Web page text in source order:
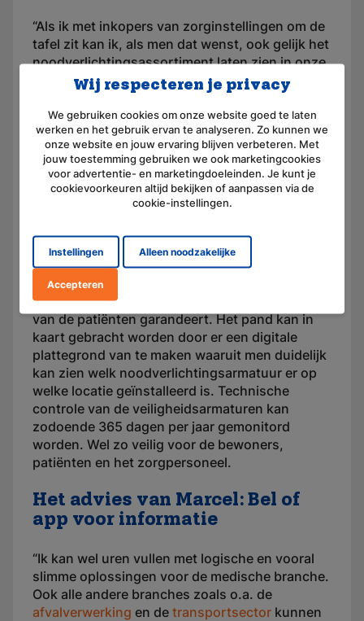
“Als ik met inkopers van zorginstellingen om de
tafel zit kan ik, als men dat wenst, ook gelijk het
noodverlichtingsassortiment laten zien in onze
showroom” meldt Marcel. Want hoe mooi is het
dat er tegenwoordig ook noodverlichting is met
pictogrammen voor mindervaliden. En naast
een zeer uitgebreid assortiment met
noodverlichtingaanduiding leveren wij ook een
complete reeks vluchtrouteverlichting.
Noodverlichting op afstand
Voor de veiligheid in grotere instellingen kan
ook gekozen worden voor een intelligent
monitoringssysteem dat de optimale veiligheid
van de patiënten garandeert. Het pand kan in
kaart gebracht worden door er een digitale
plattegrond van te maken waaruit men duidelijk
kan zien welk noodverlichtingsarmatuur er op
welke locatie geïnstalleerd is. Technische
controle van de veiligheidsarmaturen kan
zodoende 365 dagen per jaar gemonitord
worden. Wel zo veilig voor de bewoners,
patiënten en het zorgpersoneel.
Het advies van Marcel: Bel of
app voor informatie
“Ik kan wel uren vullen met logische en vooral
slimme oplossingen voor de medische branche.
Ook alle andere branches zoals o.a. de
afvalverwerking en de transportsector kunnen
Wij respecteren je privacy
We gebruiken cookies om onze website goed te laten
werken en het gebruik ervan te analyseren. Zo kunnen we
onze website en jouw ervaring blijven verbeteren. Met
jouw toestemming gebruiken we ook marketingcookies
voor advertentie- en marketingdoeleinden. Je kunt je
cookievoorkeuren altijd bekijken of aanpassen via de
cookie-instellingen.
Instellingen Alleen noodzakelijke
Accepteren